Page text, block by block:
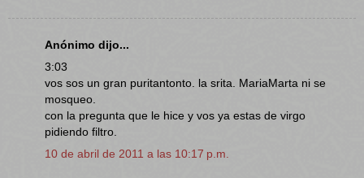
Anónimo dijo...
3:03
vos sos un gran puritantonto. la srita. MariaMarta ni se
mosqueo.
con la pregunta que le hice y vos ya estas de virgo
pidiendo filtro.
10 de abril de 2011 a las 10:17 p.m.